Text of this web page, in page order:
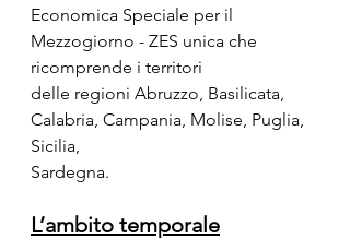
Economica Speciale per il
Mezzogiorno - ZES unica che
ricomprende i territori
delle regioni Abruzzo, Basilicata,
Calabria, Campania, Molise, Puglia,
Sicilia,
Sardegna.
L’ambito temporale